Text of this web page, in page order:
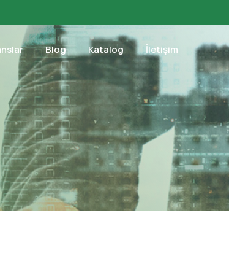
Blog Katalog İletişim